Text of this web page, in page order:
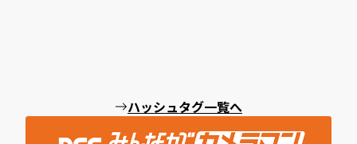
ハッシュタグ一覧へ